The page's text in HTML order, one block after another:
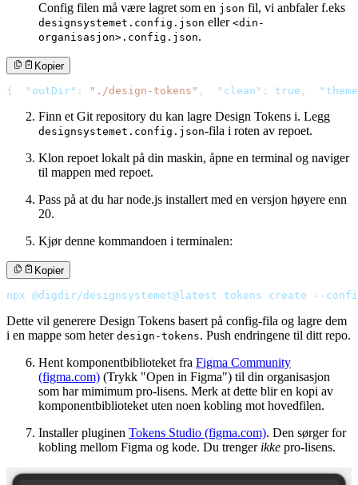
Config filen må være lagret som en json fil, vi anbfaler f.eks
designsystemet.config.json eller <din-
organisasjon>.config.json.
Kopier
{ "outDir" : "./design-tokens" , "clean" : true ,
Finn et Git repository du kan lagre Design Tokens i. Legg
designsystemet.config.json-fila i roten av repoet.
Klon repoet lokalt på din maskin, åpne en terminal og naviger
til mappen med repoet.
Pass på at du har node.js installert med en versjon høyere enn
20.
Kjør denne kommandoen i terminalen:
Kopier
npx @digdir/designsystemet@latest tokens create --
Dette vil generere Design Tokens basert på config-fila og lagre dem
i en mappe som heter design-tokens. Push endringene til ditt repo.
Hent komponentbiblioteket fra Figma Community
(figma.com) (Trykk "Open in Figma") til din organisasjon
som har mimimum pro-lisens. Merk at dette blir en kopi av
komponentbiblioteket uten noen kobling mot hovedfilen.
Installer pluginen Tokens Studio (figma.com). Den sørger for
kobling mellom Figma og kode. Du trenger ikke pro-lisens.